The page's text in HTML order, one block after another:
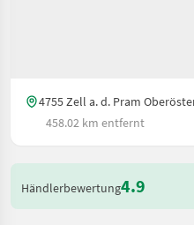
4755 Zell a. d. Pram
458.02 km entfernt
Händlerbewertung4.9